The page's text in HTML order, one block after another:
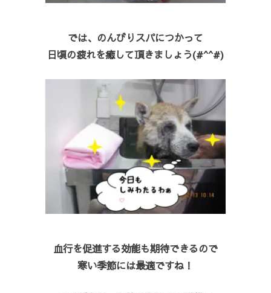
では、のんびりスパにつかって
日頃の疲れを癒して頂きましょう(#^^#)
血行を促進する効能も期待できるので
寒い季節には最適ですね！